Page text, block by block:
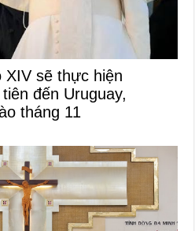
sẽ thực hiện
đến Uruguay,
tháng 11